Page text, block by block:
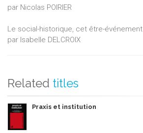
par Nicolas POIRIER
Le social-historique, cet être-événement
par Isabelle DELCROIX
Related titles
Praxis et institution